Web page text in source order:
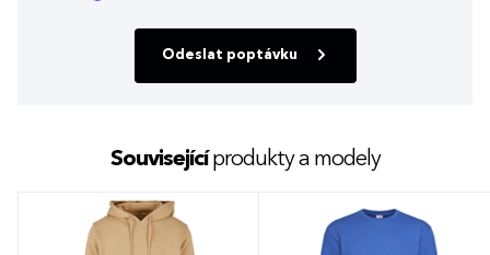
Odeslat poptávku
Souvisejícíprodukty a modely